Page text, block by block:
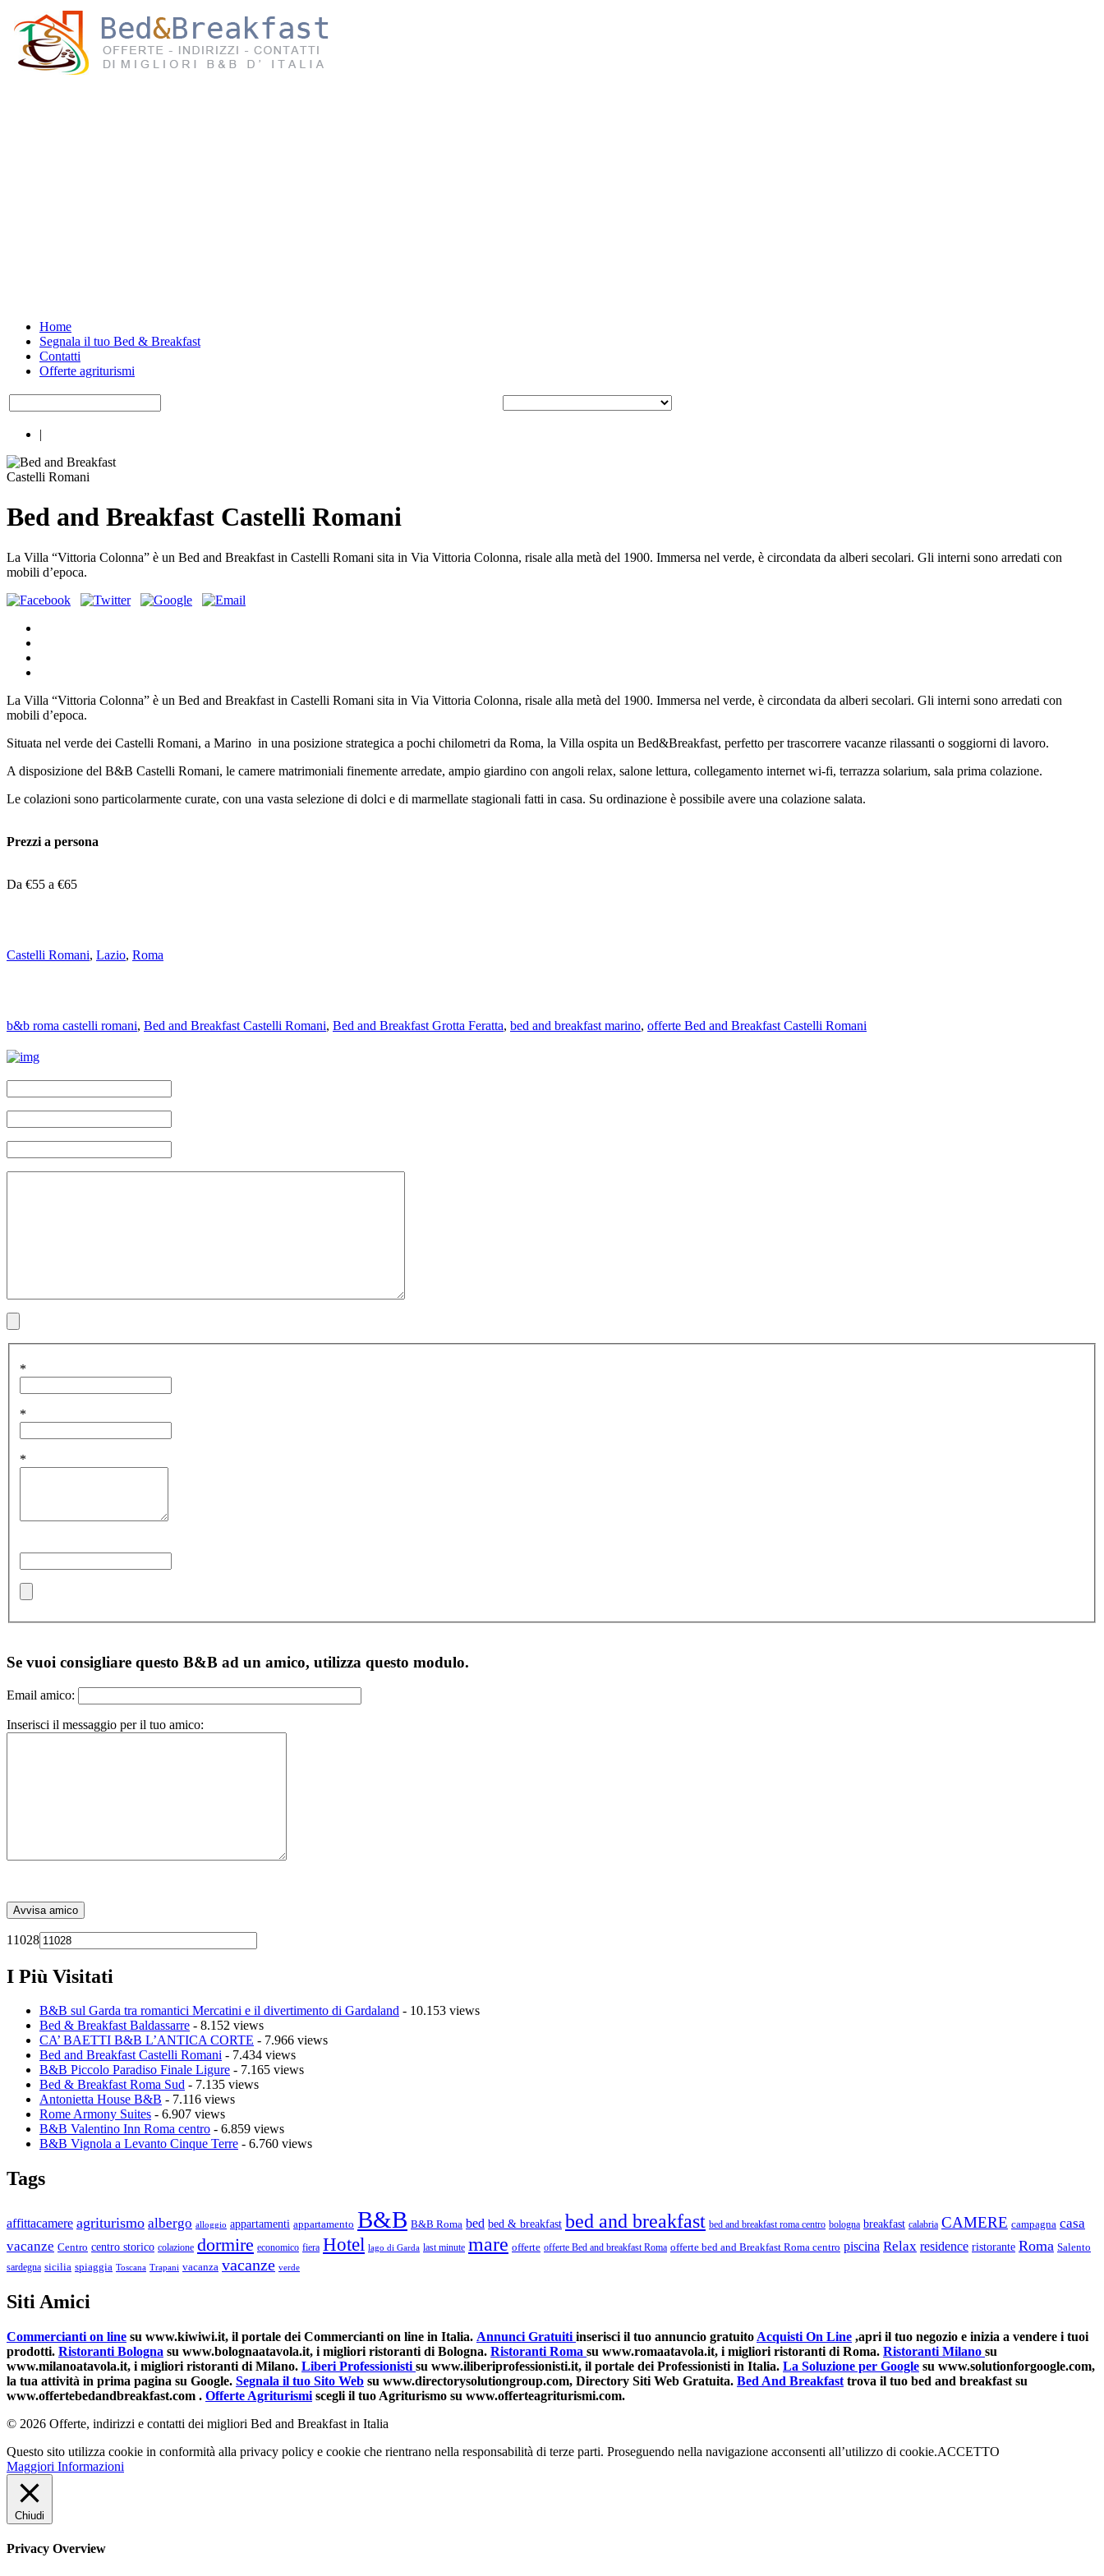
Home
Segnala il tuo Bed & Breakfast
Contatti
Offerte agriturismi
|
Bed and Breakfast Castelli Romani
La Villa “Vittoria Colonna” è un Bed and Breakfast in Castelli Romani sita in Via Vittoria Colonna, risale alla metà del 1900. Immersa nel verde, è circondata da alberi secolari. Gli interni sono arredati con
mobili d’epoca.
La Villa “Vittoria Colonna” è un Bed and Breakfast in Castelli Romani sita in Via Vittoria Colonna, risale alla metà del 1900. Immersa nel verde, è circondata da alberi secolari. Gli interni sono arredati con
mobili d’epoca.
Situata nel verde dei Castelli Romani, a Marino in una posizione strategica a pochi chilometri da Roma, la Villa ospita un Bed&Breakfast, perfetto per trascorrere vacanze rilassanti o soggiorni di lavoro.
A disposizione del B&B Castelli Romani, le camere matrimoniali finemente arredate, ampio giardino con angoli relax, salone lettura, collegamento internet wi-fi, terrazza solarium, sala prima colazione.
Le colazioni sono particolarmente curate, con una vasta selezione di dolci e di marmellate stagionali fatti in casa. Su ordinazione è possibile avere una colazione salata.
Prezzi a persona
Da €55 a €65
Castelli Romani, Lazio, Roma
b&b roma castelli romani, Bed and Breakfast Castelli Romani, Bed and Breakfast Grotta Feratta, bed and breakfast marino, offerte Bed and Breakfast Castelli Romani
*
*
*
Se vuoi consigliare questo B&B ad un amico, utilizza questo modulo.
Email amico:
Inserisci il messaggio per il tuo amico:
11028
I Più Visitati
B&B sul Garda tra romantici Mercatini e il divertimento di Gardaland - 10.153 views
Bed & Breakfast Baldassarre - 8.152 views
CA’ BAETTI B&B L’ANTICA CORTE - 7.966 views
Bed and Breakfast Castelli Romani - 7.434 views
B&B Piccolo Paradiso Finale Ligure - 7.165 views
Bed & Breakfast Roma Sud - 7.135 views
Antonietta House B&B - 7.116 views
Rome Armony Suites - 6.907 views
B&B Valentino Inn Roma centro - 6.859 views
B&B Vignola a Levanto Cinque Terre - 6.760 views
Tags
affittacamere agriturismo albergo alloggio appartamenti appartamento B&B B&B Roma bed bed & breakfast bed and breakfast bed and breakfast roma centro bologna breakfast calabria CAMERE campagna casa
vacanze Centro centro storico colazione dormire economico fiera Hotel lago di Garda last minute mare offerte offerte Bed and breakfast Roma offerte bed and Breakfast Roma centro piscina Relax residence ristorante Roma Salento
sardegna sicilia spiaggia Toscana Trapani vacanza vacanze verde
Siti Amici
Commercianti on line su www.kiwiwi.it, il portale dei Commercianti on line in Italia. Annunci Gratuiti inserisci il tuo annuncio gratuito Acquisti On Line ,apri il tuo negozio e inizia a vendere i tuoi
prodotti. Ristoranti Bologna su www.bolognaatavola.it, i migliori ristoranti di Bologna. Ristoranti Roma su www.romaatavola.it, i migliori ristoranti di Roma. Ristoranti Milano su
www.milanoatavola.it, i migliori ristoranti di Milano. Liberi Professionisti su www.iliberiprofessionisti.it, il portale dei Professionisti in Italia. La Soluzione per Google su www.solutionforgoogle.com,
la tua attività in prima pagina su Google. Segnala il tuo Sito Web su www.directorysolutiongroup.com, Directory Siti Web Gratuita. Bed And Breakfast trova il tuo bed and breakfast su
www.offertebedandbreakfast.com . Offerte Agriturismi scegli il tuo Agriturismo su www.offerteagriturismi.com.
© 2026 Offerte, indirizzi e contatti dei migliori Bed and Breakfast in Italia
Questo sito utilizza cookie in conformità alla privacy policy e cookie che rientrano nella responsabilità di terze parti. Proseguendo nella navigazione acconsenti all’utilizzo di cookie.ACCETTO
Maggiori Informazioni
Chiudi
Privacy Overview